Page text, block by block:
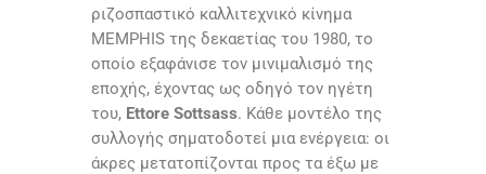
ριζοσπαστικό καλλιτεχνικό κίνημα
MEMPHIS της δεκαετίας του 1980, το
οποίο εξαφάνισε τον μινιμαλισμό της
εποχής, έχοντας ως οδηγό τον ηγέτη
του, Ettore Sottsass. Κάθε μοντέλο της
συλλογής σηματοδοτεί μια ενέργεια: οι
άκρες μετατοπίζονται προς τα έξω με